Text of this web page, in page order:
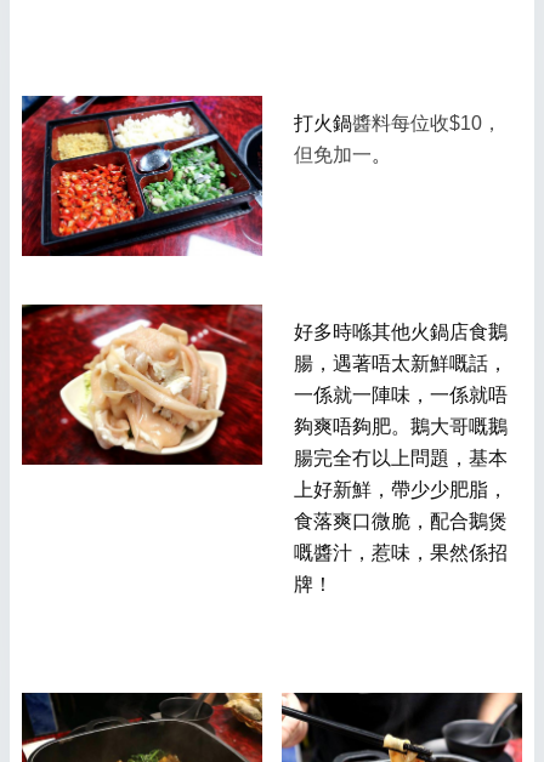
打火鍋醬料每位收$10，
但免加一。
好多時喺其他火鍋店食鵝
腸，遇著唔太新鮮嘅話，
一係就一陣味，一係就唔
夠爽唔夠肥。鵝大哥嘅鵝
腸完全冇以上問題，基本
上好新鮮，帶少少肥脂，
食落爽口微脆，配合鵝煲
嘅醬汁，惹味，果然係招
牌！